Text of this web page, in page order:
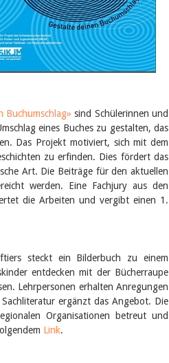
Buchumschlag» sind Schülerinnen und
eines Buches zu gestalten, das
Das Projekt motiviert, sich mit dem
zu erfinden. Dies fördert das
Art. Die Beiträge für den aktuellen
werden. Eine Fachjury aus den
die Arbeiten und vergibt einen 1.
steckt ein Bilderbuch zu einem
entdecken mit der Bücherraupe
Lehrpersonen erhalten Anregungen
ergänzt das Angebot. Die
Organisationen betreut und
Link.